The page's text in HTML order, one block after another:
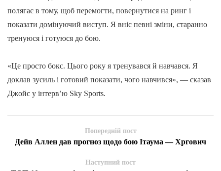
полягає в тому, щоб перемогти, повернутися на ринг і
показати домінуючий виступ. Я вніс певні зміни, старанно
тренуюся і готуюся до бою.
«Це просто бокс. Цього року я тренувався й навчався. Я
доклав зусиль і готовий показати, чого навчився», — сказав
Джойс у інтерв’ю Sky Sports.
Попередній пост
Дейв Аллен дав прогноз щодо бою Ітаума — Хргович
Наступний пост